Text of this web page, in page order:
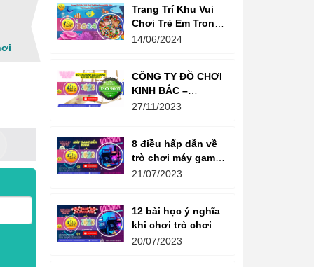
Trang Trí Khu Vui
Chơi Trẻ Em Trong
Nhà Như Thế Nào
14/06/2024
CÔNG TY ĐỒ CHƠI
KINH BẮC –
CHỨNG CHỈ ISO
27/11/2023
8 điều hấp dẫn về
trò chơi máy game
bắn súng
21/07/2023
12 bài học ý nghĩa
khi chơi trò chơi
máy game đua xe
20/07/2023